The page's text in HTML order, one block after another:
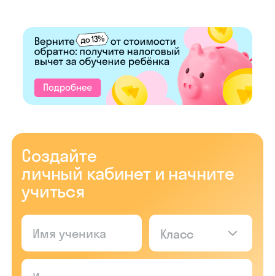
Создайте
личный кабинет и начните
учиться
Класс